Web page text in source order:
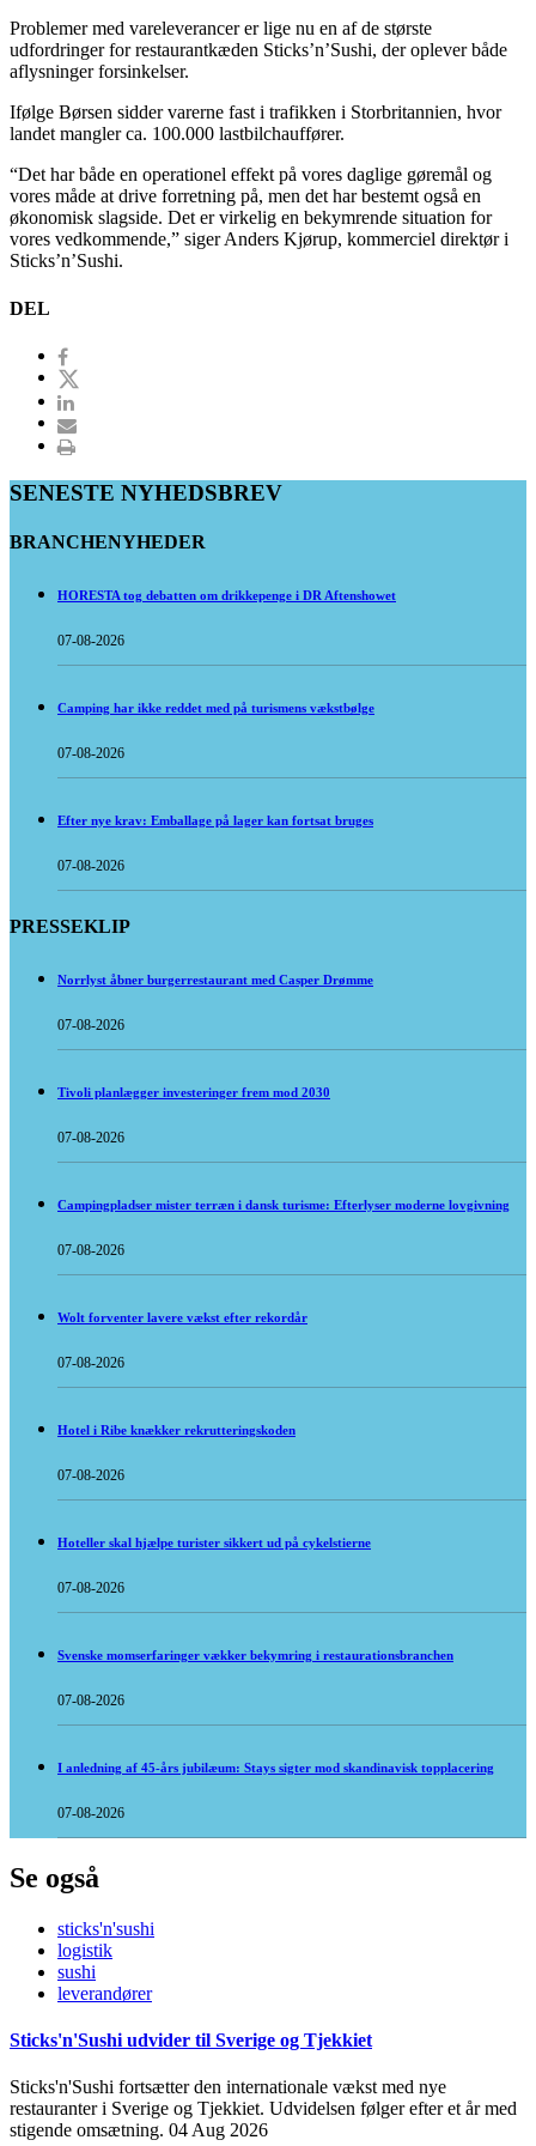
Problemer med vareleverancer er lige nu en af de største
udfordringer for restaurantkæden Sticks’n’Sushi, der oplever både
aflysninger forsinkelser.
Ifølge Børsen sidder varerne fast i trafikken i Storbritannien, hvor
landet mangler ca. 100.000 lastbilchauffører.
“Det har både en operationel effekt på vores daglige gøremål og
vores måde at drive forretning på, men det har bestemt også en
økonomisk slagside. Det er virkelig en bekymrende situation for
vores vedkommende,” siger Anders Kjørup, kommerciel direktør i
Sticks’n’Sushi.
DEL
SENESTE NYHEDSBREV
BRANCHENYHEDER
HORESTA tog debatten om drikkepenge i DR Aftenshowet
07-08-2026
Camping har ikke reddet med på turismens vækstbølge
07-08-2026
Efter nye krav: Emballage på lager kan fortsat bruges
07-08-2026
PRESSEKLIP
Norrlyst åbner burgerrestaurant med Casper Drømme
07-08-2026
Tivoli planlægger investeringer frem mod 2030
07-08-2026
Campingpladser mister terræn i dansk turisme: Efterlyser moderne lovgivning
07-08-2026
Wolt forventer lavere vækst efter rekordår
07-08-2026
Hotel i Ribe knækker rekrutteringskoden
07-08-2026
Hoteller skal hjælpe turister sikkert ud på cykelstierne
07-08-2026
Svenske momserfaringer vækker bekymring i restaurationsbranchen
07-08-2026
I anledning af 45-års jubilæum: Stays sigter mod skandinavisk topplacering
07-08-2026
Se også
sticks'n'sushi
logistik
sushi
leverandører
Sticks'n'Sushi udvider til Sverige og Tjekkiet
Sticks'n'Sushi fortsætter den internationale vækst med nye
restauranter i Sverige og Tjekkiet. Udvidelsen følger efter et år med
stigende omsætning. 04 Aug 2026